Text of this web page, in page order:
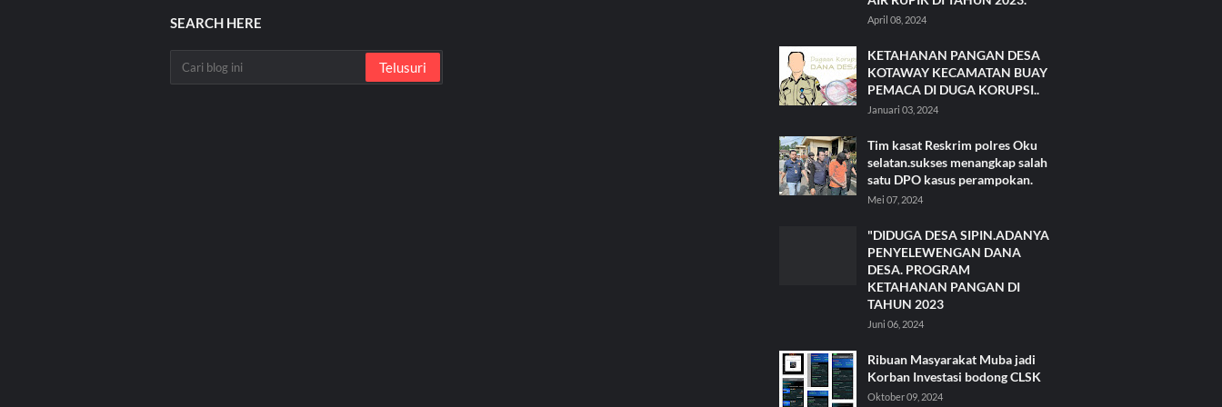
SEARCH HERE April 08, 2024
KETAHANAN PANGAN DESA
KOTAWAY KECAMATAN BUAY
PEMACA DI DUGA KORUPSI..
Januari 03, 2024
Tim kasat Reskrim polres Oku
selatan.sukses menangkap salah
satu DPO kasus perampokan.
Mei 07, 2024
"DIDUGA DESA SIPIN.ADANYA
PENYELEWENGAN DANA
DESA. PROGRAM
KETAHANAN PANGAN DI
TAHUN 2023
Juni 06, 2024
Ribuan Masyarakat Muba jadi
Korban Investasi bodong CLSK
Oktober 09, 2024